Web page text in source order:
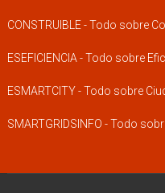
CONSTRUIBLE - Todo sobre
ESEFICIENCIA - Todo sobre
ESMARTCITY - Todo sobre
SMARTGRIDSINFO - Todo